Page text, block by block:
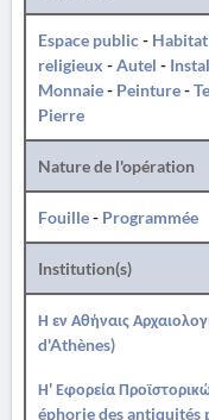
Espace public- Habitat
religieux -Autel -
Monnaie- Peinture-
Pierre
Nature de l'opération
Fouille- Programmée
Institution(s)
Η εν Αθήναις
d'Athènes)
Η' Εφορεία
éphorie des antiquités